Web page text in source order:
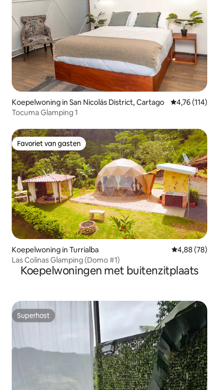
Koepelwoning in San Nicolás District, Cartago Gemiddelde
4,76 (114)
Tocuma Glamping 1
Favoriet van gasten
Favoriet van gasten
Koepelwoning in Turrialba Gemiddelde
4,88 (78)
Las Colinas Glamping (Domo #1)
Koepelwoningen met buitenzitplaats
Superhost
Superhost